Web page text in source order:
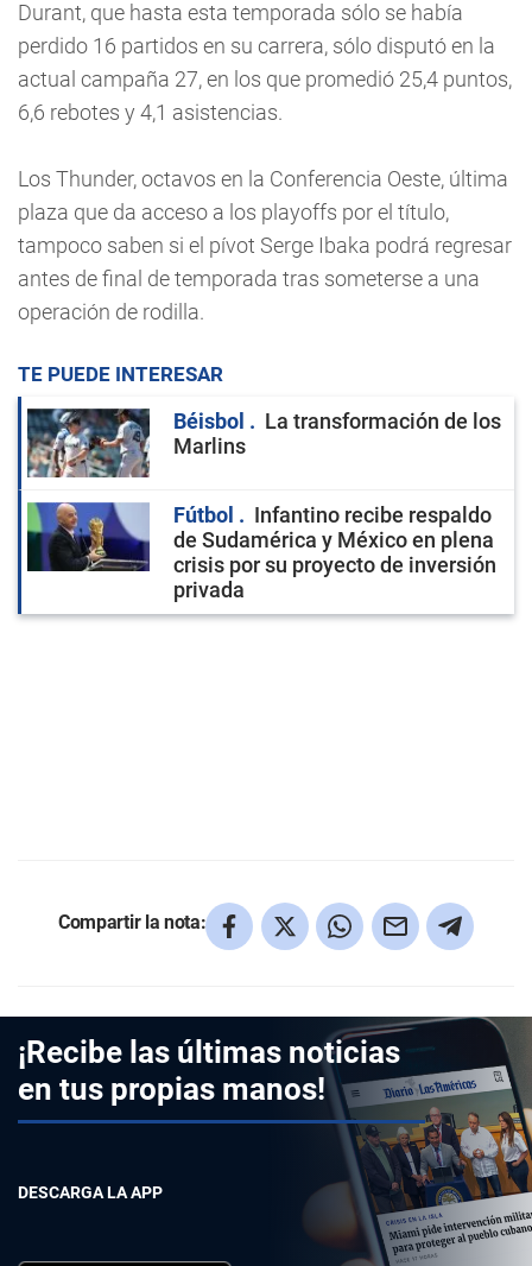
Durant, que hasta esta temporada sólo se había
perdido 16 partidos en su carrera, sólo disputó en la
actual campaña 27, en los que promedió 25,4 puntos,
6,6 rebotes y 4,1 asistencias.
Los Thunder, octavos en la Conferencia Oeste, última
plaza que da acceso a los playoffs por el título,
tampoco saben si el pívot Serge Ibaka podrá regresar
antes de final de temporada tras someterse a una
operación de rodilla.
TE PUEDE INTERESAR
Béisbol
La transformación de los
Marlins
Fútbol
Infantino recibe respaldo
de Sudamérica y México en plena
crisis por su proyecto de inversión
privada
Compartir la nota:
¡Recibe las últimas noticias
en tus propias manos!
DESCARGA LA APP